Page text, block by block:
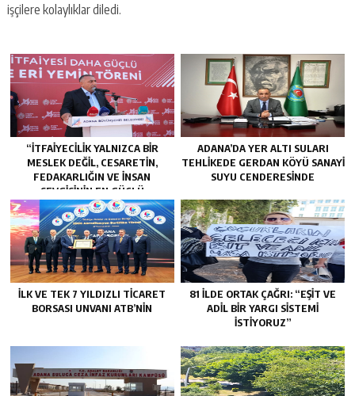
işçilere kolaylıklar diledi.
“İTFAIYECILIK YALNIZCA BIR
MESLEK DEĞIL, CESARETIN,
FEDAKARLIĞIN VE INSAN
SEVGISININ EN GÜÇLÜ
TEMSILIDIR.”
ADANA’DA YER ALTI SULARI
TEHLİKEDE GERDAN KÖYÜ SANAYİ
SUYU CENDERESİNDE
İLK VE TEK 7 YILDIZLI TİCARET
BORSASI UNVANI ATB’NİN
81 İLDE ORTAK ÇAĞRI: “EŞİT VE
ADİL BİR YARGI SİSTEMİ
İSTİYORUZ”